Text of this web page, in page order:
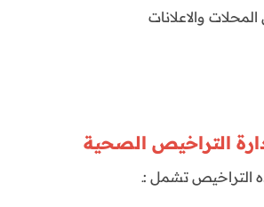
والاعلانات
التراخيص الصحية